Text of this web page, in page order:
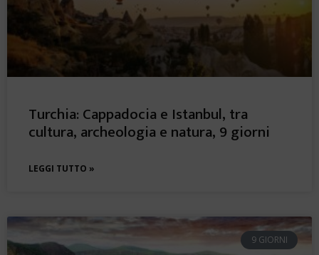
Turchia: Cappadocia e Istanbul, tra
cultura, archeologia e natura, 9 giorni
LEGGI TUTTO »
9 GIORNI